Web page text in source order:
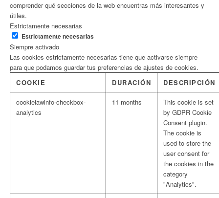
comprender qué secciones de la web encuentras más interesantes y
útiles.
Estrictamente necesarias
Estrictamente necesarias
Siempre activado
Las cookies estrictamente necesarias tiene que activarse siempre
para que podamos guardar tus preferencias de ajustes de cookies.
COOKIE
DURACIÓN DESCRIPCIÓN
cookielawinfo-checkbox-
analytics
11 months
This cookie is set
by GDPR Cookie
Consent plugin.
The cookie is
used to store the
user consent for
the cookies in the
category
"Analytics".